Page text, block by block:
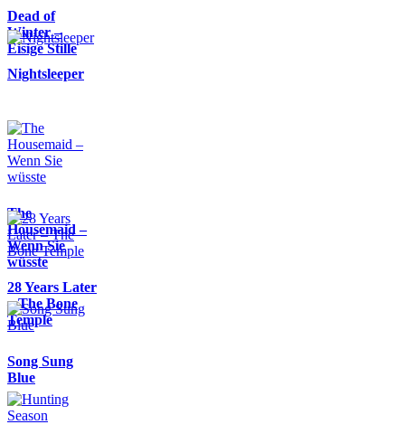
Dead of
Winter –
Eisige Stille
Nightsleeper
The
Housemaid –
Wenn Sie
wüsste
28 Years Later
– The Bone
Temple
Song Sung
Blue